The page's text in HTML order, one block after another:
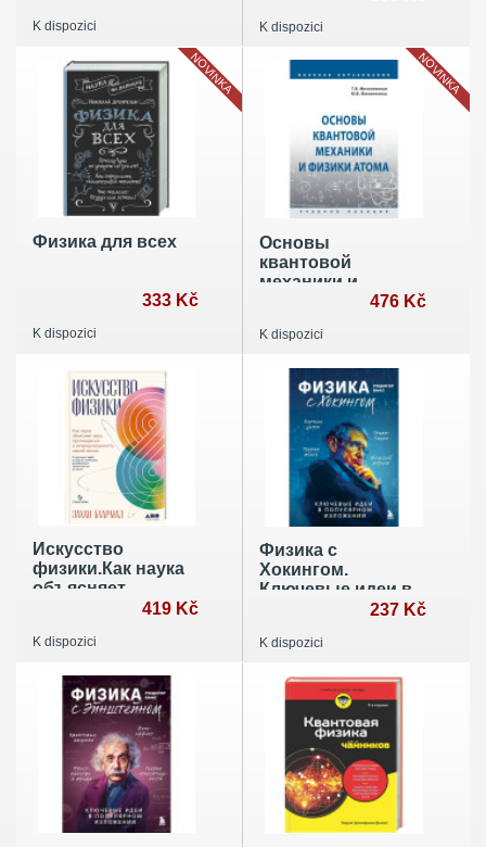
K dispozici K dispozici
Физика для всех
333 Kč
K dispozici
NOVINKA
Основы
квантовой
механики и
физики атома.476 Kč
K dispozici
NOVINKA
Искусство
физики.Как наука
объясняет
хаос,противоречия
непредсказуемость
419 Kč
K dispozici
Физика с
Хокингом.
Ключевые идеи в
237 Kč
K dispozici